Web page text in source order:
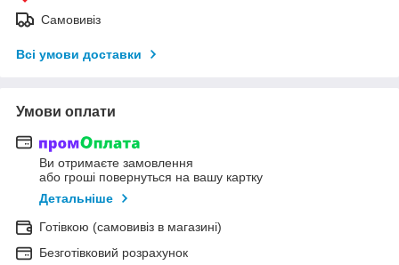
Самовивіз
Всі умови доставки
Умови оплати
Ви отримаєте замовлення
або гроші повернуться на вашу картку
Детальніше
Готівкою (самовивіз в магазині)
Безготівковий розрахунок